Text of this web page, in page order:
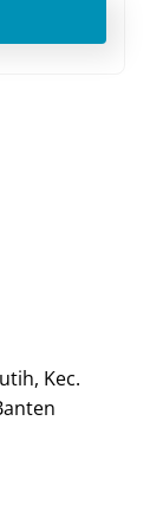
Kec.